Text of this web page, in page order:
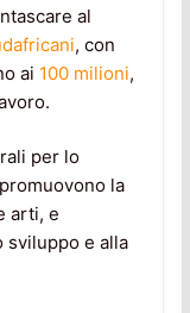
al
, con
ai 100 milioni,
per lo
la
arti, e
sviluppo e alla